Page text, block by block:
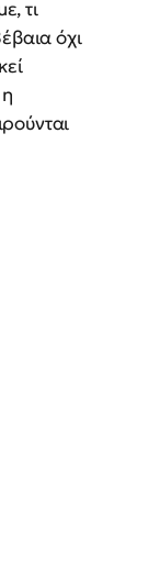
τι
όχι